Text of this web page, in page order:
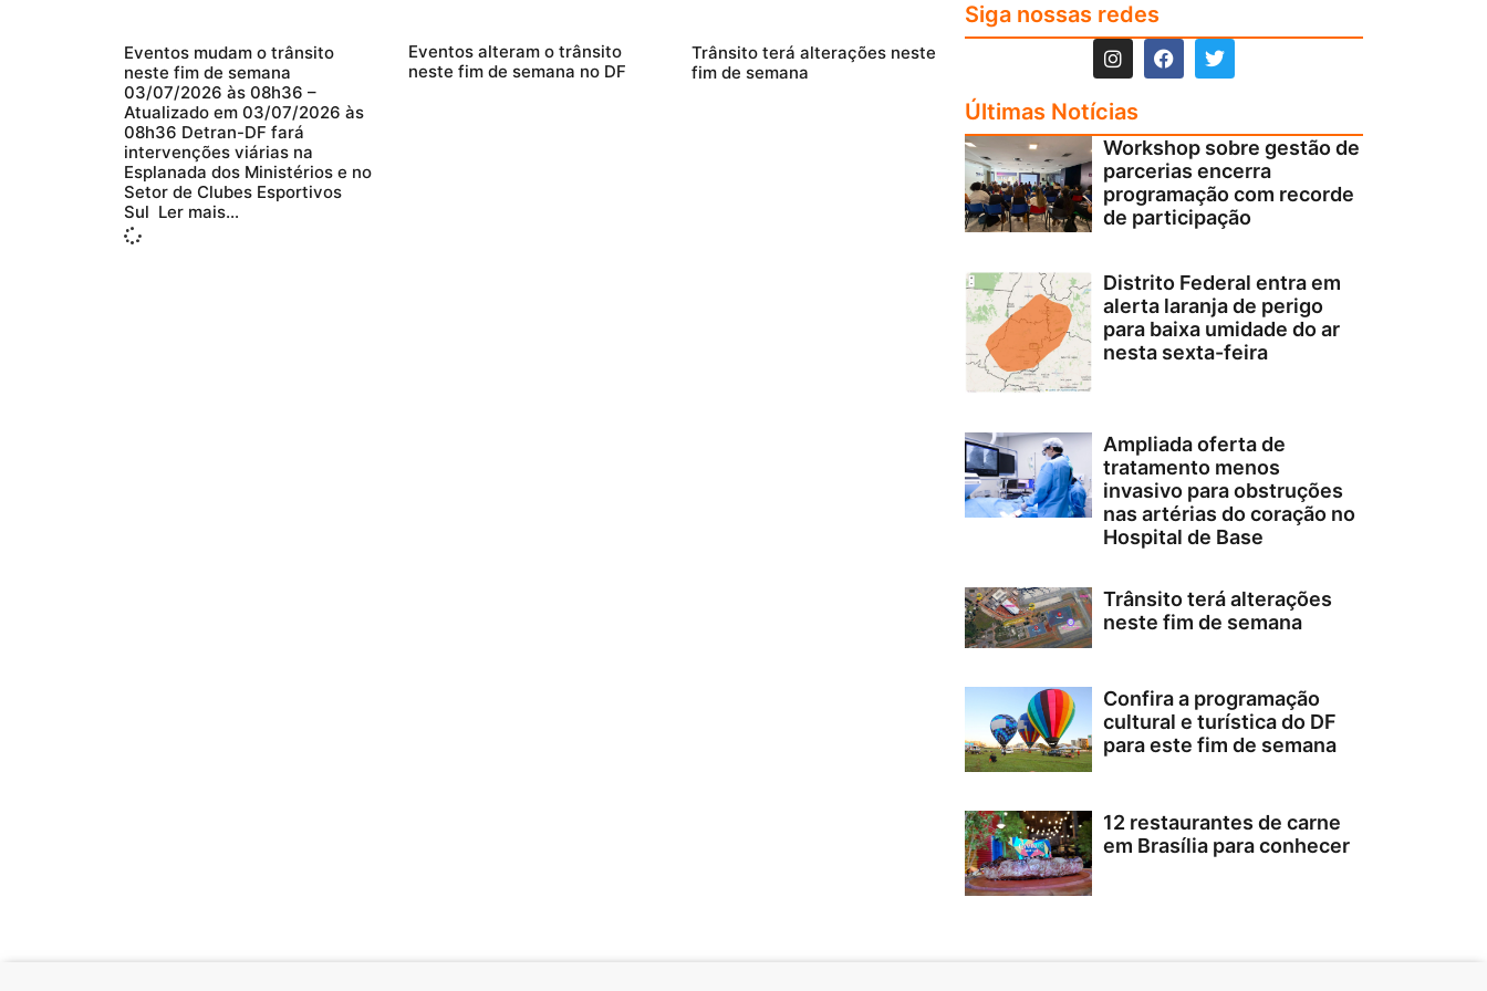
Eventos mudam o trânsito
neste fim de semana
03/07/2026 às 08h36 –
Atualizado em 03/07/2026 às
08h36 Detran-DF fará
intervenções viárias na
Esplanada dos Ministérios e no
Setor de Clubes Esportivos
Sul Ler mais…
Eventos alteram o trânsito
neste fim de semana no DF
Trânsito terá alterações neste
fim de semana
Siga nossas redes
Últimas Notícias
Workshop sobre gestão de
parcerias encerra
programação com recorde
de participação
Distrito Federal entra em
alerta laranja de perigo
para baixa umidade do ar
nesta sexta-feira
Ampliada oferta de
tratamento menos
invasivo para obstruções
nas artérias do coração no
Hospital de Base
Trânsito terá alterações
neste fim de semana
Confira a programação
cultural e turística do DF
para este fim de semana
12 restaurantes de carne
em Brasília para conhecer